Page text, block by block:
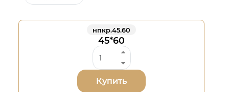
нпкр.45.60
45*60
Купить